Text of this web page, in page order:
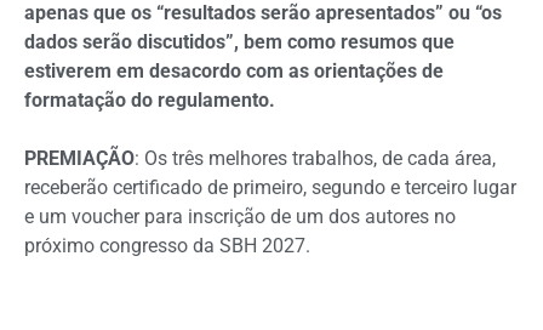
apenas que os “resultados serão apresentados” ou “os
dados serão discutidos”, bem como resumos que
estiverem em desacordo com as orientações de
formatação do regulamento.
PREMIAÇÃO: Os três melhores trabalhos, de cada área,
receberão certificado de primeiro, segundo e terceiro lugar
e um voucher para inscrição de um dos autores no
próximo congresso da SBH 2027.